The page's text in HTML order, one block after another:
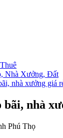
Nhà Xưởng, Đất
nhà xưởng giá
bãi, nhà
Phú Thọ